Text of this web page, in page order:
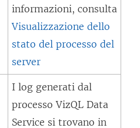
informazioni, consulta
Visualizzazione dello
stato del processo del
server
I log generati dal
processoVizQL Data
Service si trovano in